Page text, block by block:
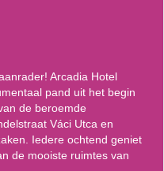
Arcadia Hotel
pand uit het begin
de beroemde
Váci Utca en
Iedere ochtend geniet
de mooiste ruimtes van